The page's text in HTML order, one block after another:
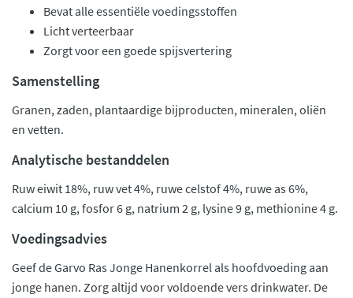
Bevat alle essentiële voedingsstoffen
Licht verteerbaar
Zorgt voor een goede spijsvertering
Samenstelling
Granen, zaden, plantaardige bijproducten, mineralen, oliën
en vetten.
Analytische bestanddelen
Ruw eiwit 18%, ruw vet 4%, ruwe celstof 4%, ruwe as 6%,
calcium 10 g, fosfor 6 g, natrium 2 g, lysine 9 g, methionine 4 g.
Voedingsadvies
Geef de Garvo Ras Jonge Hanenkorrel als hoofdvoeding aan
jonge hanen. Zorg altijd voor voldoende vers drinkwater. De